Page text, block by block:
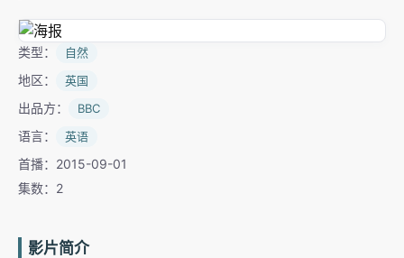
类型： 自然
地区： 英国
出品方： BBC
语言： 英语
首播：2015-09-01
集数：2
影片简介